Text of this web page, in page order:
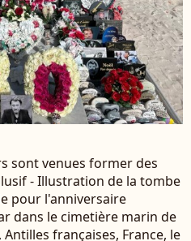
sont venues former des
- Illustration de la tombe
pour l'anniversaire
dans le cimetière marin de
françaises, France, le